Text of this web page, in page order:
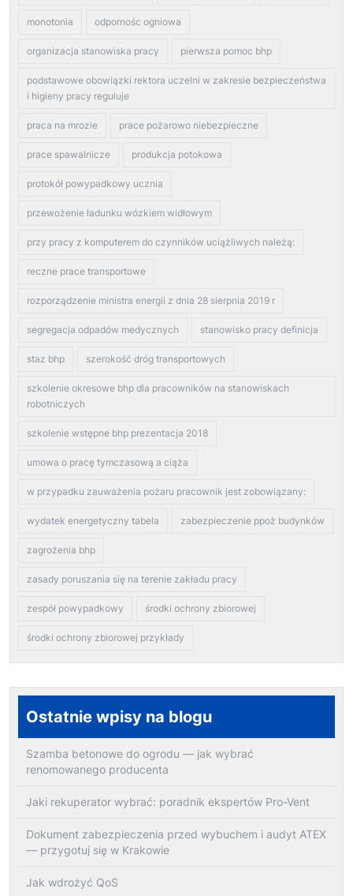
monotonia odpornośc ogniowa
organizacja stanowiska pracy pierwsza pomoc bhp
podstawowe obowiązki rektora uczelni w zakresie bezpieczeństwa
i higieny pracy reguluje
praca na mrozie prace pożarowo niebezpieczne
prace spawalnicze produkcja potokowa
protokół powypadkowy ucznia
przewożenie ładunku wózkiem widłowym
przy pracy z komputerem do czynników uciążliwych należą:
reczne prace transportowe
rozporządzenie ministra energii z dnia 28 sierpnia 2019 r
segregacja odpadów medycznych stanowisko pracy definicja
staz bhp szerokość dróg transportowych
szkolenie okresowe bhp dla pracowników na stanowiskach
robotniczych
szkolenie wstępne bhp prezentacja 2018
umowa o pracę tymczasową a ciąża
w przypadku zauważenia pożaru pracownik jest zobowiązany:
wydatek energetyczny tabela zabezpieczenie ppoż budynków
zagrożenia bhp
zasady poruszania się na terenie zakładu pracy
zespół powypadkowy środki ochrony zbiorowej
środki ochrony zbiorowej przykłady
Ostatnie wpisy na blogu
Szamba betonowe do ogrodu — jak wybrać
renomowanego producenta
Jaki rekuperator wybrać: poradnik ekspertów Pro-Vent
Dokument zabezpieczenia przed wybuchem i audyt ATEX
— przygotuj się w Krakowie
Jak wdrożyć QoS